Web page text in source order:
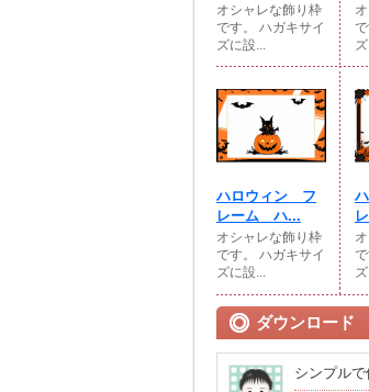
オシャレな飾り枠
です。 ハガキサイ
ズに設...
ハロウィン フ
レーム ハ...
オシャレな飾り枠
です。 ハガキサイ
ズに設...
ダウンロード
シンプルで